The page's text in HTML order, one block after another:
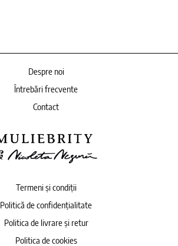
Despre noi
Întrebări frecvente
Contact
Termeni și condiții
Politică de confidențialitate
Politica de livrare și retur
Politica de cookies